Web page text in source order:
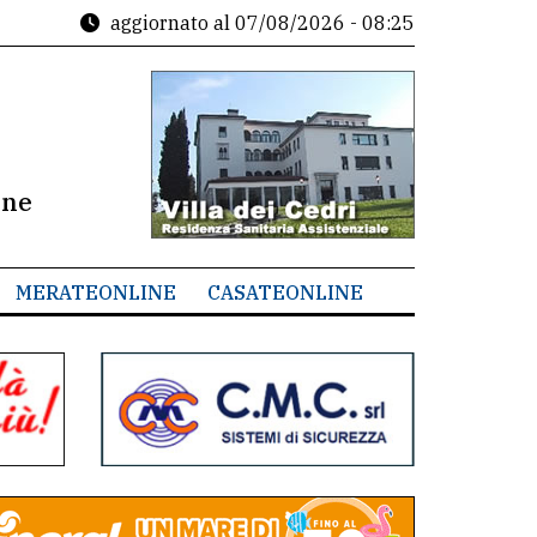
aggiornato al 07/08/2026 - 08:25
MERATEONLINE CASATEONLINE